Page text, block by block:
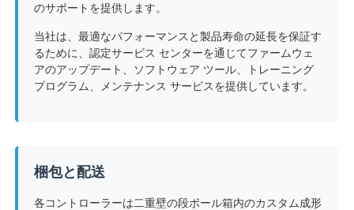
のサポートを提供します。
当社は、最適なパフォーマンスと製品寿命の延長を保証す
るために、認定サービス センターを通じてファームウェ
アのアップデート、ソフトウェア ツール、トレーニング
プログラム、メンテナンス サービスを提供しています。
梱包と配送
各コントローラーは二重壁の段ボール箱内のカスタム成形